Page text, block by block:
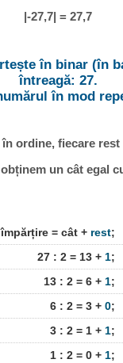
|-27,7| = 27,7
în binar (în
întreagă: 27.
în mod
în ordine, fiecare
un cât egal
împărțire = cât + rest;
27 : 2 = 13 + 1;
13 : 2 = 6 + 1;
6 : 2 = 3 + 0;
3 : 2 = 1 + 1;
1 : 2 = 0 + 1;